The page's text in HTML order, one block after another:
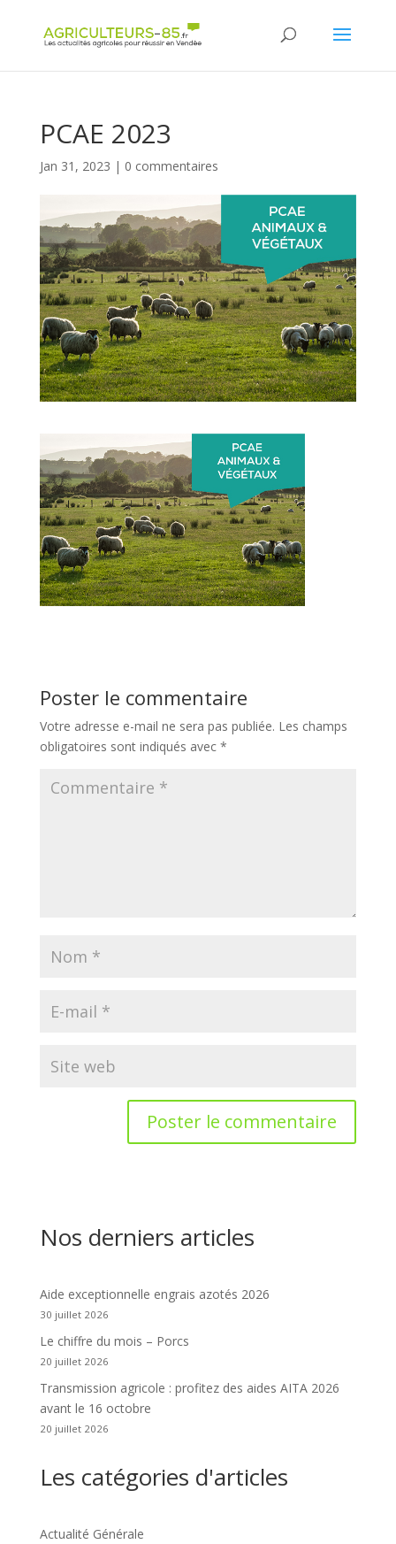
PCAE 2023
Jan 31, 2023 | 0 commentaires
Poster le commentaire
Votre adresse e-mail ne sera pas publiée. Les champs
obligatoires sont indiqués avec *
Nos derniers articles
Aide exceptionnelle engrais azotés 2026
30 juillet 2026
Le chiffre du mois – Porcs
20 juillet 2026
Transmission agricole : profitez des aides AITA 2026
avant le 16 octobre
20 juillet 2026
Les catégories d'articles
Actualité Générale